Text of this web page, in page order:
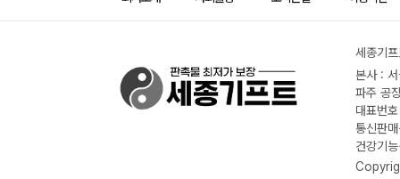
세종기
본사 :
파주 공
대표번
통신판
건강기